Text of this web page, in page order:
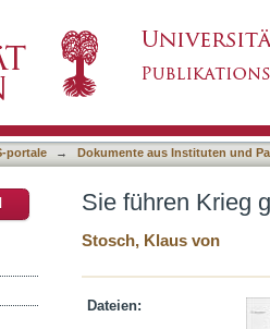
portale → Dokumente aus Instituten und
Sie führen Krieg
Stosch, Klaus von
Dateien: